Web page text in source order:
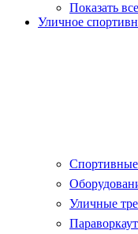
Показать
Уличное
Уличные
Параворкаут